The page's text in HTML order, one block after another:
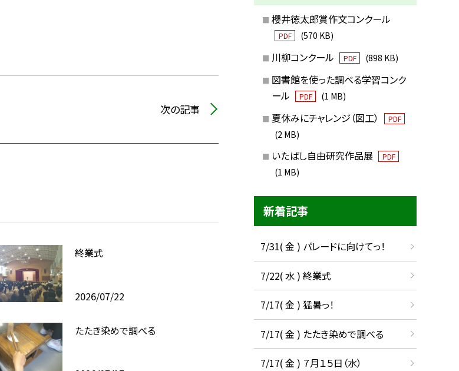
次の記事
終業式
2026/07/22
たたき染めで調べる
櫻井徳太郎賞作文コンクール
PDF (570 KB)
川柳コンクール PDF (898 KB)
図書館を使った調べる学習コンク
ール
PDF (1 MB)
夏休みにチャレンジ（図工） PDF
(2 MB)
いたばし自由研究作品展 PDF
(1 MB)
新着記事
7/31( 金 ) パレードに向けてっ！
7/22( 水 ) 終業式
7/17( 金 ) 猛暑っ！
7/17( 金 ) たたき染めで調べる
7/17( 金 ) ７月１５日（水）